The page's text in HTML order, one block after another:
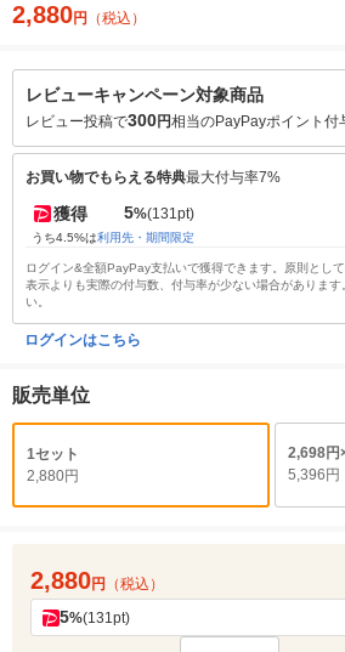
2,880円 （税込）
レビューキャンペーン対象商品
レビュー投稿で300円相当のPayPayポイント付
お買い物でもらえる特典最大付与率7%
獲得 5%(131pt)
うち4.5%は利用先・期間限定
ログイン&全額PayPay支払いで獲得できます。原則とし
表示よりも実際の付与数、付与率が少ない場合がありま
い。
ログインはこちら
販売単位
1セット
2,880円
2,698円
5,396円
2,880円 （税込）
5%(131pt)